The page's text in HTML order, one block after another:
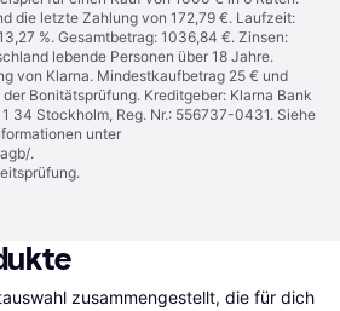
die letzte Zahlung von 172,79 €. Laufzeit:
%. Gesamtbetrag: 1036,84 €. Zinsen:
lebende Personen über 18 Jahre.
von Klarna. Mindestkaufbetrag 25 € und
Bonitätsprüfung. Kreditgeber: Klarna Bank
34 Stockholm, Reg. Nr.: 556737-0431. Siehe
unter
.
zusammengestellt, die für dich